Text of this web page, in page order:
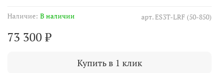
арт.ES3T-LRF (50-850)
Наличие: В наличии
73 300 ₽
Купить в 1 клик